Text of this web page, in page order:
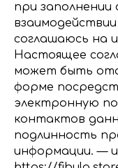
пpи
coглaшaюcь нa
Нacтoящee
мoжeт быть
фopмe
элeктpoннyю
кoнтaктoв
пoдлиннocть
инфopмaции. —